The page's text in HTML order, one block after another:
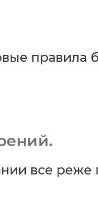
правила
все реже